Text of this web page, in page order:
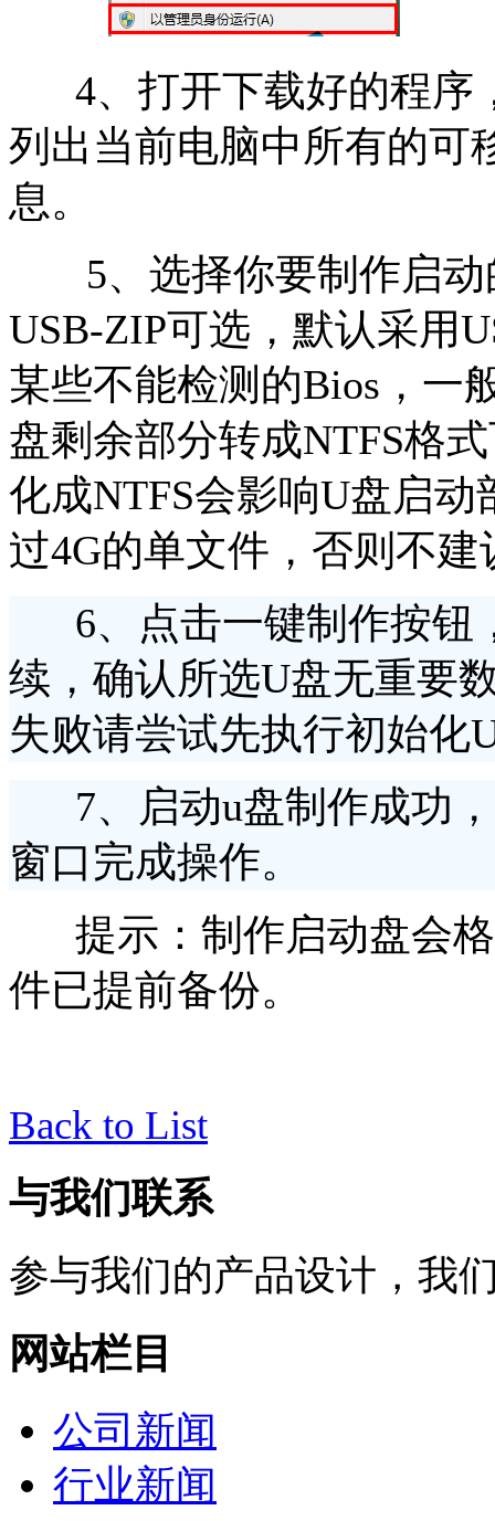
4、打开下载好的程序
列出当前电脑中所有的可
息。
5、 选择你要制作启动
USB-ZIP可选，默认采用
某些不能检测的Bios，一
盘剩余部分转成NTFS格
化成NTFS会影响U盘启
过4G的单文件，否则不
6、 点击一键制作按钮
续，确认所选U盘无重要
失败请尝试先执行初始化
7、 启动u盘制作成功
窗口完成操作。
提示： 制作启动盘会
件已提前备份。
Back to List
与我们联系
参与我们的产品设计，我
网站栏目
公司新闻
行业新闻